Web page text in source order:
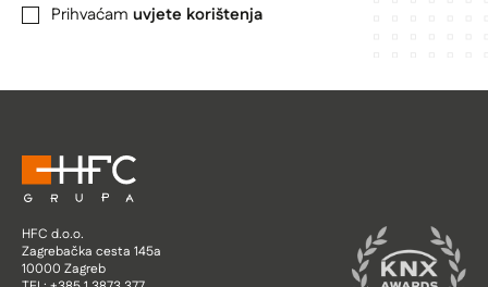
Prihvaćam uvjete korištenja
HFC d.o.o.
Zagrebačka cesta 145a
10000 Zagreb